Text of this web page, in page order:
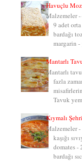
Havuçlu
Malzemeler
9 adet
bardağı
margarin -
Mantarlı
Mantarlı
fazla
Tavuk
Kıymalı
Malzemeler -
kaşığı
domates -
bardağı